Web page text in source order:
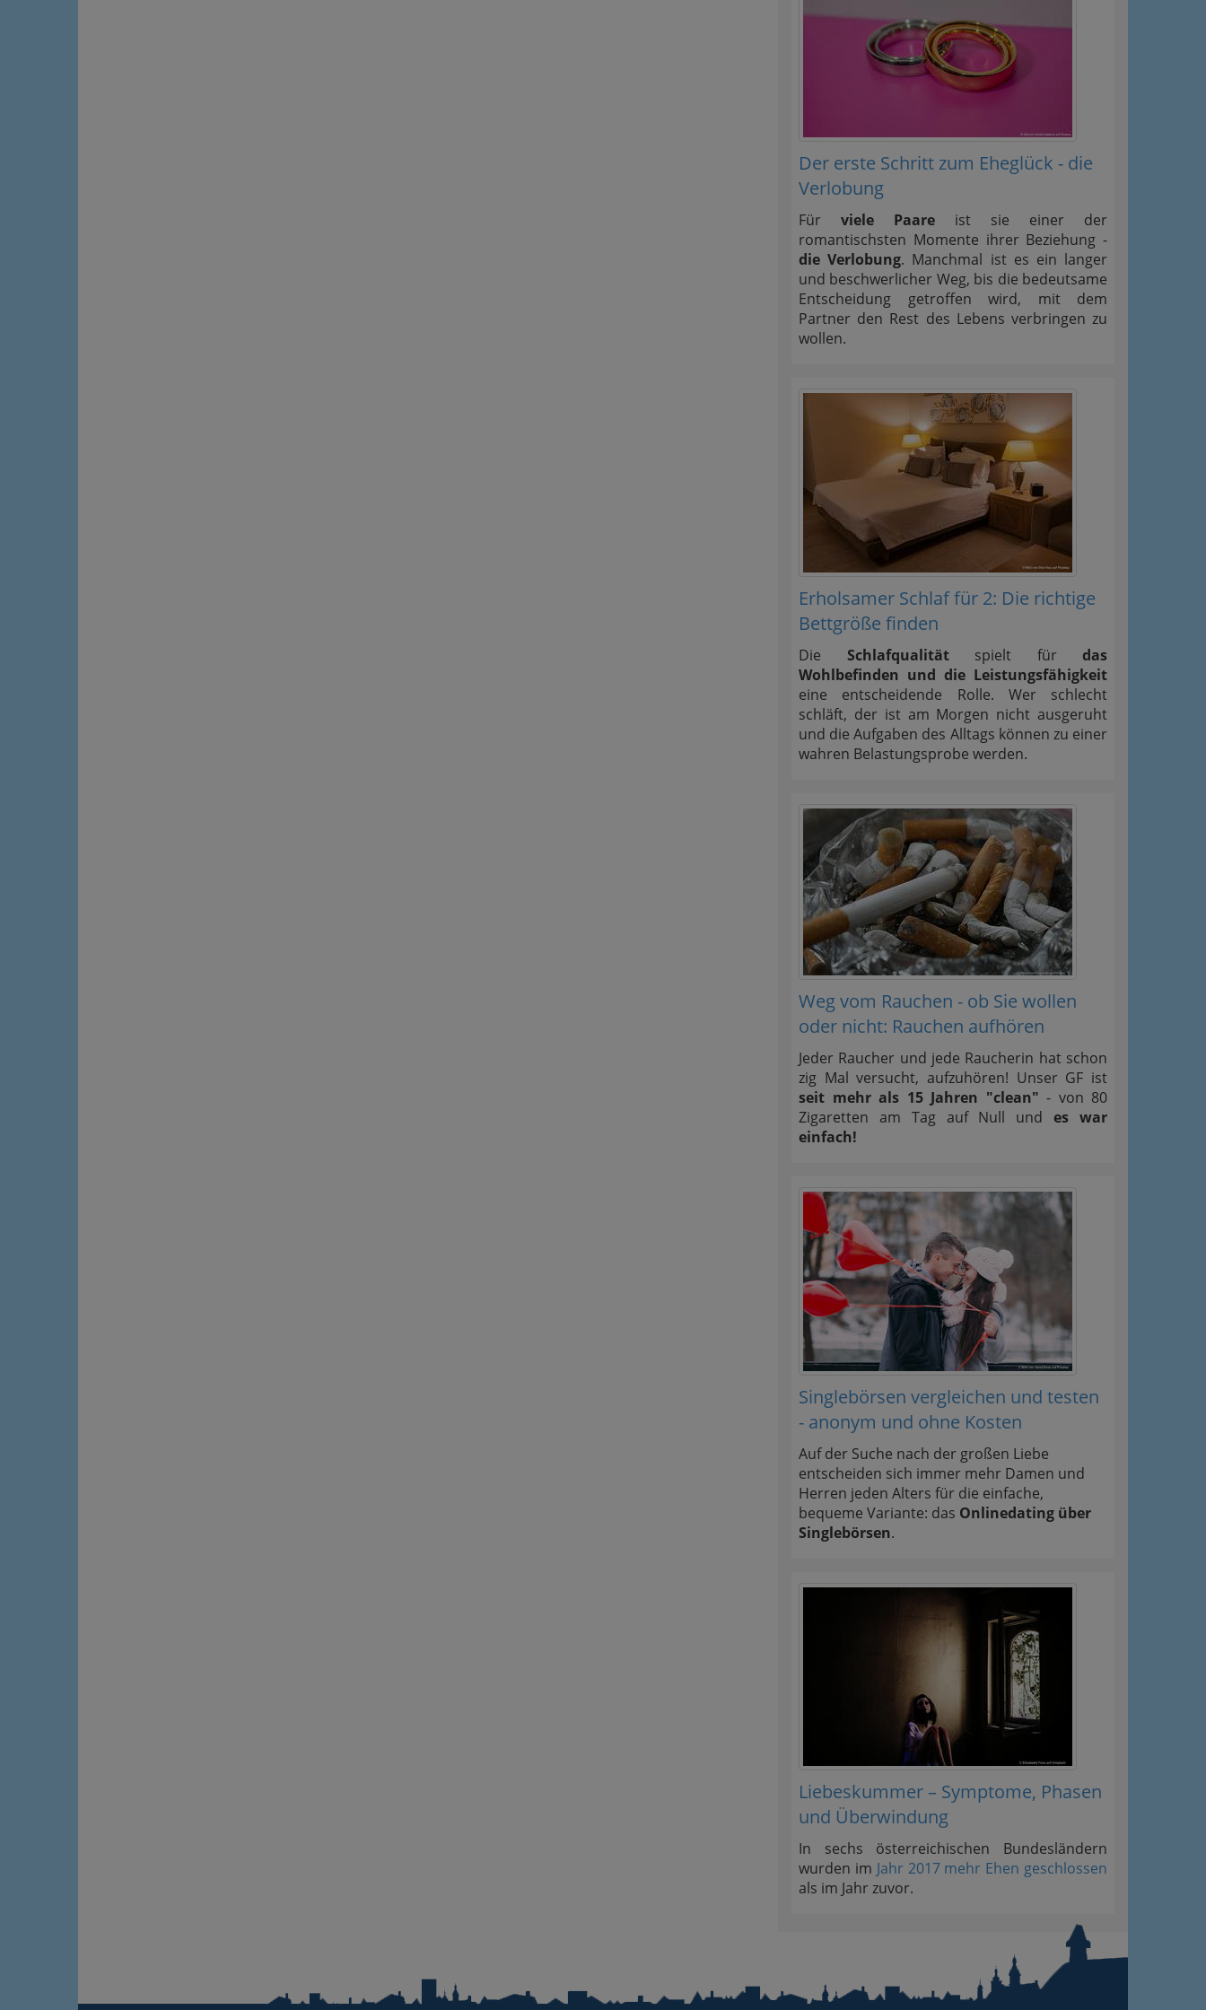
Der erste Schritt zum Eheglück - die
Verlobung
Für viele Paare ist sie einer der
romantischsten Momente ihrer Beziehung -
die Verlobung. Manchmal ist es ein langer
und beschwerlicher Weg, bis die bedeutsame
Entscheidung getroffen wird, mit dem
Partner den Rest des Lebens verbringen zu
wollen.
Erholsamer Schlaf für 2: Die richtige
Bettgröße finden
Die Schlafqualitätspielt für das
Wohlbefinden und die Leistungsfähigkeit
eine entscheidende Rolle. Wer schlecht
schläft, der ist am Morgen nicht ausgeruht
und die Aufgaben des Alltags können zu einer
wahren Belastungsprobe werden.
Weg vom Rauchen - ob Sie wollen
oder nicht: Rauchen aufhören
Jeder Raucher und jede Raucherin hat schon
zig Mal versucht, aufzuhören! Unser GF ist
seit mehr als 15 Jahren "clean" - von 80
Zigaretten am Tag auf Null undes war
einfach!
Singlebörsen vergleichen und testen
- anonym und ohne Kosten
Auf der Suche nach der großen Liebe
entscheiden sich immer mehr Damen und
Herren jeden Alters für die einfache,
bequeme Variante: das Onlinedating über
Singlebörsen.
Liebeskummer – Symptome, Phasen
und Überwindung
In sechs österreichischen Bundesländern
wurden im Jahr 2017 mehr Ehen geschlossen
als im Jahr zuvor.